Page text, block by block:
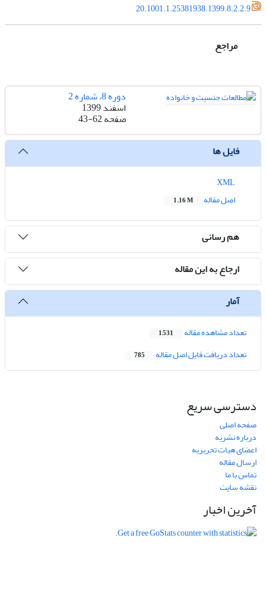
20.1001.1.25381938.1399.8.2.2.9
مراجع
دوره 8، شماره 2
اسفند 1399
صفحه43-62
فایل ها
اصل مقاله
1.16 M
هم رسانی
ارجاع به این مقاله
آمار
تعداد مشاهده مقاله 1,531
تعداد دریافت فایل اصل مقاله 785
دسترسی سریع
صفحه اصلی
درباره نشریه
اعضای هیات تحریریه
ارسال مقاله
تماس با ما
نقشه سایت
آخرین اخبار